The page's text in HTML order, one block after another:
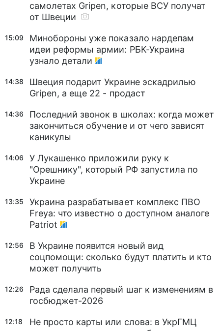
самолетах Gripen, которые ВСУ получат
от Швеции
15:09
Минобороны уже показало нардепам
идеи реформы армии: РБК-Украина
узнало детали
14:38
Швеция подарит Украине эскадрилью
Gripen, а еще 22 - продаст
14:36
Последний звонок в школах: когда может
закончиться обучение и от чего зависят
каникулы
14:06
У Лукашенко приложили руку к
"Орешнику", который РФ запустила по
Украине
13:35
Украина разрабатывает комплекс ПВО
Freya: что известно о доступном аналоге
Patriot
12:56
В Украине появится новый вид
соцпомощи: сколько будут платить и кто
может получить
12:26
Рада сделала первый шаг к изменениям в
госбюджет-2026
12:18
Не просто карты или слова: в УкрГМЦ